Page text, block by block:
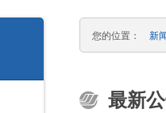
您的位置： 新
最新